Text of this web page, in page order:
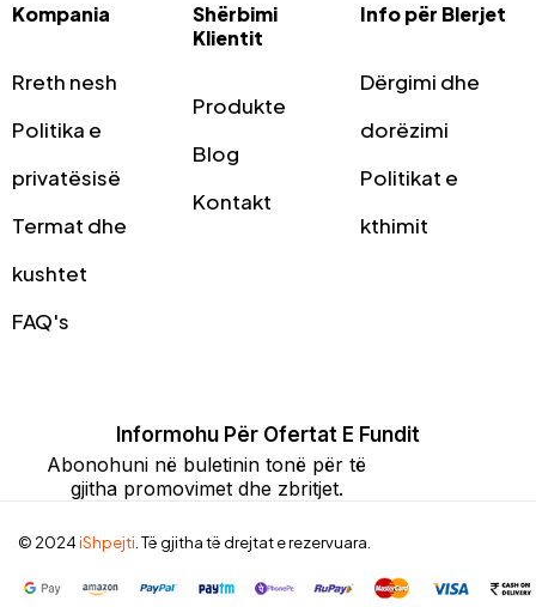
Kompania
Rreth nesh
Politika e
privatësisë
Termat dhe
kushtet
FAQ's
Shërbimi
Klientit
Produkte
Blog
Kontakt
Info për Blerjet
Dërgimi dhe
dorëzimi
Politikat e
kthimit
Informohu Për Ofertat E Fundit
Abonohuni në buletinin tonë për të
gjitha promovimet dhe zbritjet.
© 2024iShpejti. Të gjitha të drejtat e rezervuara.